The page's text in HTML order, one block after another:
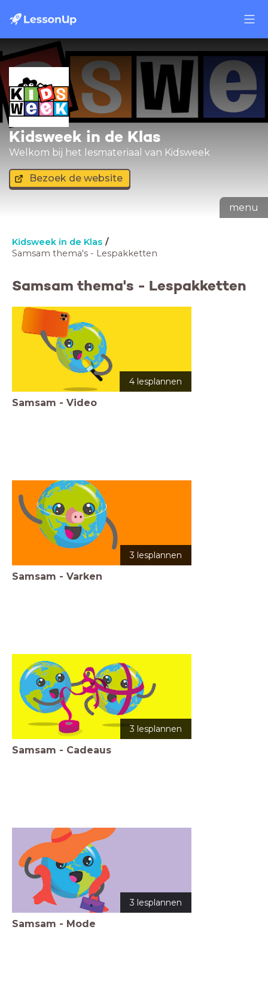
Kidsweek in de Klas
Welkom bij het lesmateriaal van Kidsweek
Bezoek de website
menu
Kidsweek in de Klas
Samsam thema's - Lespakketten
Samsam thema's - Lespakketten
4 lesplannen
Samsam - Video
3 lesplannen
Samsam - Varken
3 lesplannen
Samsam - Cadeaus
3 lesplannen
Samsam - Mode